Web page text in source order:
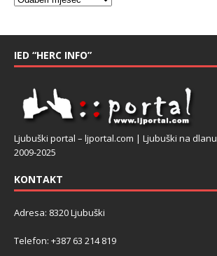
IED “HERC INFO”
Ljubuški portal – ljportal.com | Ljubuški na dlanu
2009-2025
KONTAKT
Adresa: 8320 Ljubuški
Telefon: +387 63 214 819